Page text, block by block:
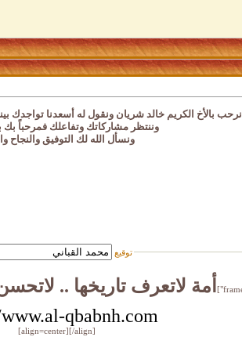
نرحب بالأخ الكريم خالد شريان ونقول له أسعدنا تواجدك
وننتظر مشاركاتك وتفاعلك فمرحباً بك
ونسأل الله لك التوفيق والنجاح
توقيع
أمة لاتعرف تاريخها ..
qbabnh.com
[align=center]
[/align]